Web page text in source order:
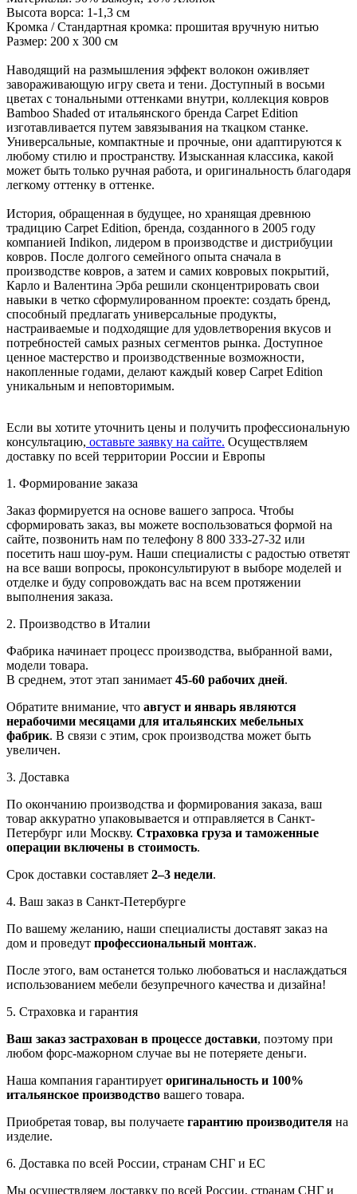
Высота ворса: 1-1,3 см
Кромка / Стандартная кромка: прошитая вручную нитью
Размер: 200 x 300 см
Наводящий на размышления эффект волокон оживляет
завораживающую игру света и тени. Доступный в восьми
цветах с тональными оттенками внутри, коллекция ковров
Bamboo Shaded от итальянского бренда Carpet Edition
изготавливается путем завязывания на ткацком станке.
Универсальные, компактные и прочные, они адаптируются к
любому стилю и пространству. Изысканная классика, какой
может быть только ручная работа, и оригинальность благодаря
легкому оттенку в оттенке.
История, обращенная в будущее, но хранящая древнюю
традицию Carpet Edition, бренда, созданного в 2005 году
компанией Indikon, лидером в производстве и дистрибуции
ковров. После долгого семейного опыта сначала в
производстве ковров, а затем и самих ковровых покрытий,
Карло и Валентина Эрба решили сконцентрировать свои
навыки в четко сформулированном проекте: создать бренд,
способный предлагать универсальные продукты,
настраиваемые и подходящие для удовлетворения вкусов и
потребностей самых разных сегментов рынка. Доступное
ценное мастерство и производственные возможности,
накопленные годами, делают каждый ковер Carpet Edition
уникальным и неповторимым.
Если вы хотите уточнить цены и получить профессиональную
консультацию, оставьте заявку на сайте. Осуществляем
доставку по всей территории России и Европы
1. Формирование заказа
Заказ формируется на основе вашего запроса. Чтобы
сформировать заказ, вы можете воспользоваться формой на
сайте, позвонить нам по телефону 8 800 333-27-32 или
посетить наш шоу-рум. Наши специалисты с радостью ответят
на все ваши вопросы, проконсультируют в выборе моделей и
отделке и буду сопровождать вас на всем протяжении
выполнения заказа.
2. Производство в Италии
Фабрика начинает процесс производства, выбранной вами,
модели товара.
В среднем, этот этап занимает 45-60 рабочих дней.
Обратите внимание, что август и январь являются
нерабочими месяцами для итальянских мебельных
фабрик. В связи с этим, срок производства может быть
увеличен.
3. Доставка
По окончанию производства и формирования заказа, ваш
товар аккуратно упаковывается и отправляется в Санкт-
Петербург или Москву. Страховка груза и таможенные
операции включены в стоимость.
Срок доставки составляет 2–3 недели.
4. Ваш заказ в Санкт-Петербурге
По вашему желанию, наши специалисты доставят заказ на
дом и проведут профессиональный монтаж.
После этого, вам останется только любоваться и наслаждаться
использованием мебели безупречного качества и дизайна!
5. Страховка и гарантия
Ваш заказ застрахован в процессе доставки, поэтому при
любом форс-мажорном случае вы не потеряете деньги.
Наша компания гарантирует оригинальность и 100%
итальянское производство вашего товара.
Приобретая товар, вы получаете гарантию производителя на
изделие.
6. Доставка по всей России, странам СНГ и ЕС
Мы осуществляем доставку по всей России, странам СНГ и